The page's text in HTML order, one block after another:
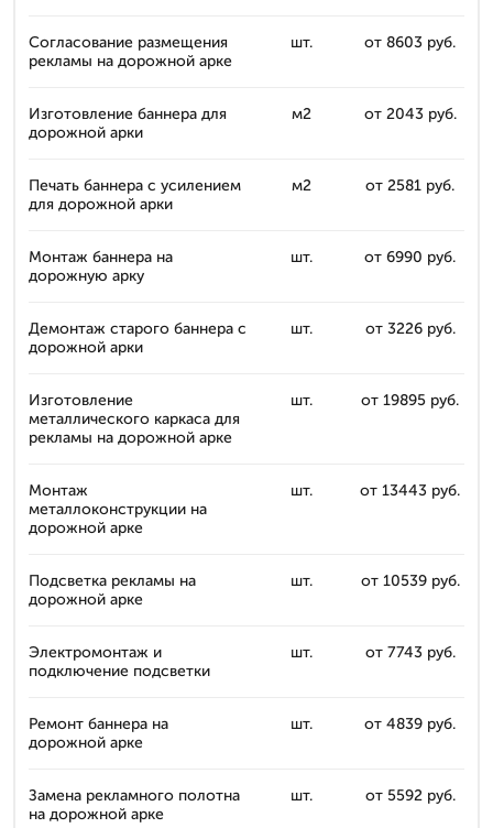
Согласование размещения
рекламы на дорожной арке
шт. от 8603 руб.
Изготовление баннера для
дорожной арки
м2 от 2043 руб.
Печать баннера с усилением
для дорожной арки
м2 от 2581 руб.
Монтаж баннера на
дорожную арку
шт. от 6990 руб.
Демонтаж старого баннера с
дорожной арки
шт. от 3226 руб.
Изготовление
металлического каркаса для
рекламы на дорожной арке
шт. от 19895 руб.
Монтаж
металлоконструкции на
дорожной арке
шт. от 13443 руб.
Подсветка рекламы на
дорожной арке
шт. от 10539 руб.
Электромонтаж и
подключение подсветки
шт. от 7743 руб.
Ремонт баннера на
дорожной арке
шт. от 4839 руб.
Замена рекламного полотна
на дорожной арке
шт. от 5592 руб.